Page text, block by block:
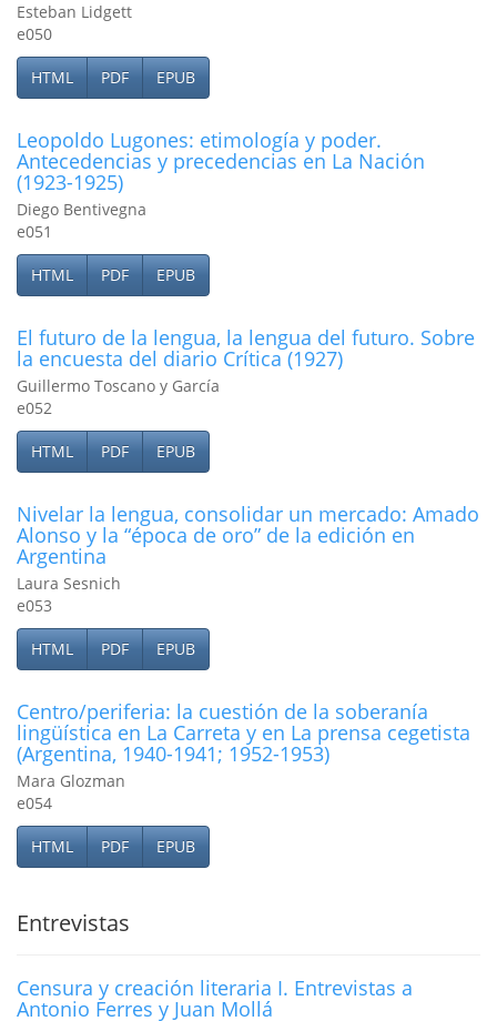
Esteban Lidgett
e050
HTML PDF EPUB
Leopoldo Lugones: etimologí­a y poder.
Antecedencias y precedencias en La Nación
(1923-1925)
Diego Bentivegna
e051
HTML PDF EPUB
El futuro de la lengua, la lengua del futuro. Sobre
la encuesta del diario Crí­tica (1927)
Guillermo Toscano y García
e052
HTML PDF EPUB
Nivelar la lengua, consolidar un mercado: Amado
Alonso y la “época de oro” de la edición en
Argentina
Laura Sesnich
e053
HTML PDF EPUB
Centro/periferia: la cuestión de la soberaní­a
lingüí­stica en La Carreta y en La prensa cegetista
(Argentina, 1940-1941; 1952-1953)
Mara Glozman
e054
HTML PDF EPUB
Entrevistas
Censura y creación literaria I. Entrevistas a
Antonio Ferres y Juan Mollá